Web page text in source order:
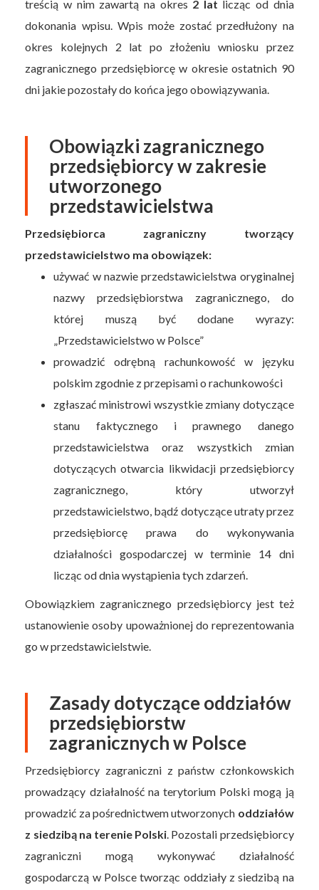
treścią w nim zawartą na okres 2 lat licząc od dnia
dokonania wpisu. Wpis może zostać przedłużony na
okres kolejnych 2 lat po złożeniu wniosku przez
zagranicznego przedsiębiorcę w okresie ostatnich 90
dni jakie pozostały do końca jego obowiązywania.
Obowiązki zagranicznego
przedsiębiorcy w zakresie
utworzonego
przedstawicielstwa
Przedsiębiorca zagraniczny tworzący
przedstawicielstwo ma obowiązek:
używać w nazwie przedstawicielstwa oryginalnej
nazwy przedsiębiorstwa zagranicznego, do
której muszą być dodane wyrazy:
„Przedstawicielstwo w Polsce”
prowadzić odrębną rachunkowość w języku
polskim zgodnie z przepisami o rachunkowości
zgłaszać ministrowi wszystkie zmiany dotyczące
stanu faktycznego i prawnego danego
przedstawicielstwa oraz wszystkich zmian
dotyczących otwarcia likwidacji przedsiębiorcy
zagranicznego, który utworzył
przedstawicielstwo, bądź dotyczące utraty przez
przedsiębiorcę prawa do wykonywania
działalności gospodarczej w terminie 14 dni
licząc od dnia wystąpienia tych zdarzeń.
Obowiązkiem zagranicznego przedsiębiorcy jest też
ustanowienie osoby upoważnionej do reprezentowania
go w przedstawicielstwie.
Zasady dotyczące oddziałów
przedsiębiorstw
zagranicznych w Polsce
Przedsiębiorcy zagraniczni z państw członkowskich
prowadzący działalność na terytorium Polski mogą ją
prowadzić za pośrednictwem utworzonych oddziałów
z siedzibą na terenie Polski . Pozostali przedsiębiorcy
zagraniczni mogą wykonywać działalność
gospodarczą w Polsce tworząc oddziały z siedzibą na